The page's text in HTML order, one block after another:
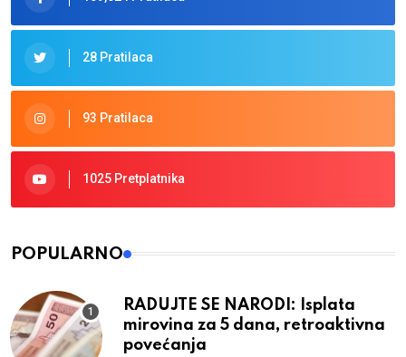
28 Pratilaca
93 Pratilaca
1025 Pretplatnika
POPULARNO
RADUJTE SE NARODI: Isplata
mirovina za 5 dana, retroaktivna
povećanja